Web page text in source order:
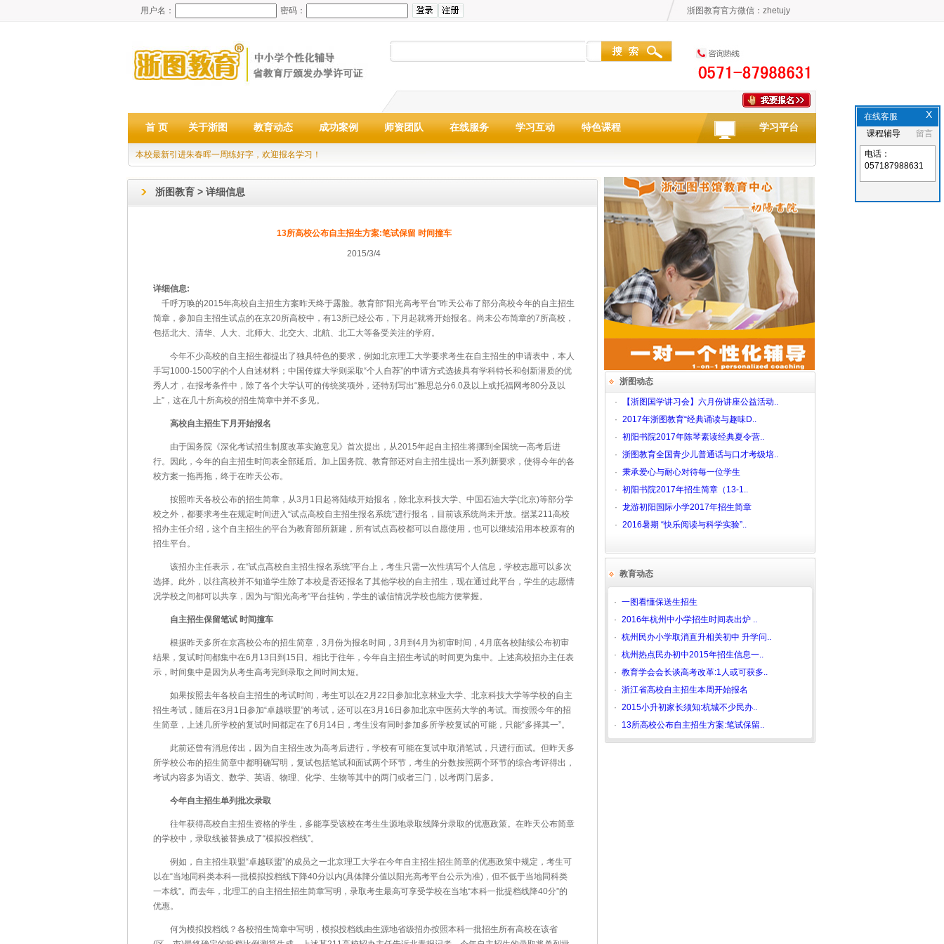
用户名： 密码： 浙图教育官方微信：zhetujy
首 页 关于浙图 教育动态 成功案例 师资团队 在线服务 学习互动 特色课程 学习平台
本校最新引进朱春晖一周练好字，欢迎报名学习！
浙图教育 > 详细信息
13所高校公布自主招生方案:笔试保留 时间撞车
2015/3/4
详细信息:
千呼万唤的2015年高校自主招生方案昨天终于露脸。教育部“阳光高考平台”昨天公布了部分高校今年的自主招生
简章，参加自主招生试点的在京20所高校中，有13所已经公布，下月起就将开始报名。尚未公布简章的7所高校，
包括北大、清华、人大、北师大、北交大、北航、北工大等备受关注的学府。
今年不少高校的自主招生都提出了独具特色的要求，例如北京理工大学要求考生在自主招生的申请表中，本人
手写1000-1500字的个人自述材料；中国传媒大学则采取“个人自荐”的申请方式选拔具有学科特长和创新潜质的优
秀人才，在报考条件中，除了各个大学认可的传统奖项外，还特别写出“雅思总分6.0及以上或托福网考80分及以
上”，这在几十所高校的招生简章中并不多见。
高校自主招生下月开始报名
由于国务院《深化考试招生制度改革实施意见》首次提出，从2015年起自主招生将挪到全国统一高考后进
行。因此，今年的自主招生时间表全部延后。加上国务院、教育部还对自主招生提出一系列新要求，使得今年的各
校方案一拖再拖，终于在昨天公布。
按照昨天各校公布的招生简章，从3月1日起将陆续开始报名，除北京科技大学、中国石油大学(北京)等部分学
校之外，都要求考生在规定时间进入“试点高校自主招生报名系统”进行报名，目前该系统尚未开放。据某211高校
招办主任介绍，这个自主招生的平台为教育部所新建，所有试点高校都可以自愿使用，也可以继续沿用本校原有的
招生平台。
该招办主任表示，在“试点高校自主招生报名系统”平台上，考生只需一次性填写个人信息，学校志愿可以多次
选择。此外，以往高校并不知道学生除了本校是否还报名了其他学校的自主招生，现在通过此平台，学生的志愿情
况学校之间都可以共享，因为与“阳光高考”平台挂钩，学生的诚信情况学校也能方便掌握。
自主招生保留笔试 时间撞车
根据昨天多所在京高校公布的招生简章，3月份为报名时间，3月到4月为初审时间，4月底各校陆续公布初审
结果，复试时间都集中在6月13日到15日。相比于往年，今年自主招生考试的时间更为集中。上述高校招办主任表
示，时间集中是因为从考生高考完到录取之间时间太短。
如果按照去年各校自主招生的考试时间，考生可以在2月22日参加北京林业大学、北京科技大学等学校的自主
招生考试，随后在3月1日参加“卓越联盟”的考试，还可以在3月16日参加北京中医药大学的考试。而按照今年的招
生简章，上述几所学校的复试时间都定在了6月14日，考生没有同时参加多所学校复试的可能，只能“多择其一”。
此前还曾有消息传出，因为自主招生改为高考后进行，学校有可能在复试中取消笔试，只进行面试。但昨天多
所学校公布的招生简章中都明确写明，复试包括笔试和面试两个环节，考生的分数按照两个环节的综合考评得出，
考试内容多为语文、数学、英语、物理、化学、生物等其中的两门或者三门，以考两门居多。
今年自主招生单列批次录取
往年获得高校自主招生资格的学生，多能享受该校在考生生源地录取线降分录取的优惠政策。在昨天公布简章
的学校中，录取线被替换成了“模拟投档线”。
例如，自主招生联盟“卓越联盟”的成员之一北京理工大学在今年自主招生招生简章的优惠政策中规定，考生可
以在“当地同科类本科一批模拟投档线下降40分以内(具体降分值以阳光高考平台公示为准)，但不低于当地同科类
一本线”。而去年，北理工的自主招生招生简章写明，录取考生最高可享受学校在当地“本科一批提档线降40分”的
优惠。
何为模拟投档线？各校招生简章中写明，模拟投档线由生源地省级招办按照本科一批招生所有高校在该省
浙图动态
·
【浙图国学讲习会】六月份讲座公益活动..
· 2017年浙图教育“经典诵读与趣味D..
· 初阳书院2017年陈琴素读经典夏令营..
· 浙图教育全国青少儿普通话与口才考级培..
· 秉承爱心与耐心对待每一位学生
· 初阳书院2017年招生简章（13-1..
· 龙游初阳国际小学2017年招生简章
· 2016暑期 “快乐阅读与科学实验”..
教育动态
· 一图看懂保送生招生
· 2016年杭州中小学招生时间表出炉 ..
· 杭州民办小学取消直升相关初中 升学问..
· 杭州热点民办初中2015年招生信息一..
· 教育学会会长谈高考改革:1人或可获多..
· 浙江省高校自主招生本周开始报名
· 2015小升初家长须知:杭城不少民办..
·
13所高校公布自主招生方案:笔试保留..
X
在线客服
留言
课程辅导
电话：
057187988631